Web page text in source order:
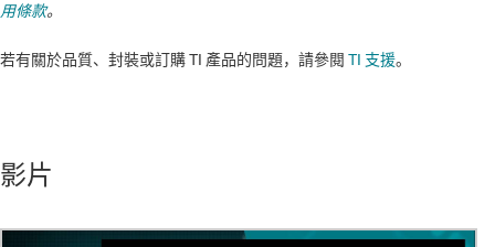
用條款。
若有關於品質、封裝或訂購 TI 產品的問題，請參閱 TI 支援。​​​​​​​​​​​​​​
影片